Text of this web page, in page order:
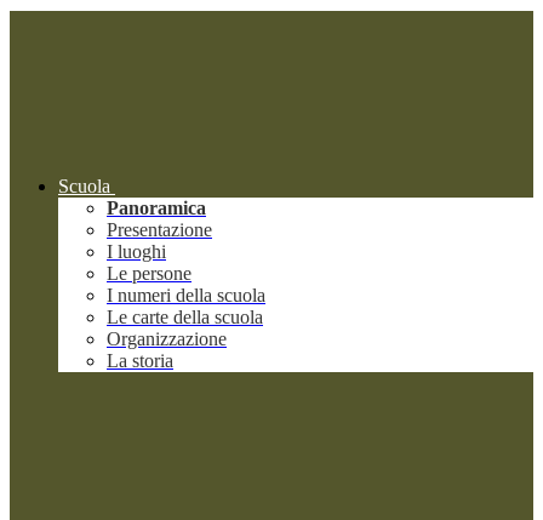
Scuola
Panoramica
Presentazione
I luoghi
Le persone
I numeri della scuola
Le carte della scuola
Organizzazione
La storia